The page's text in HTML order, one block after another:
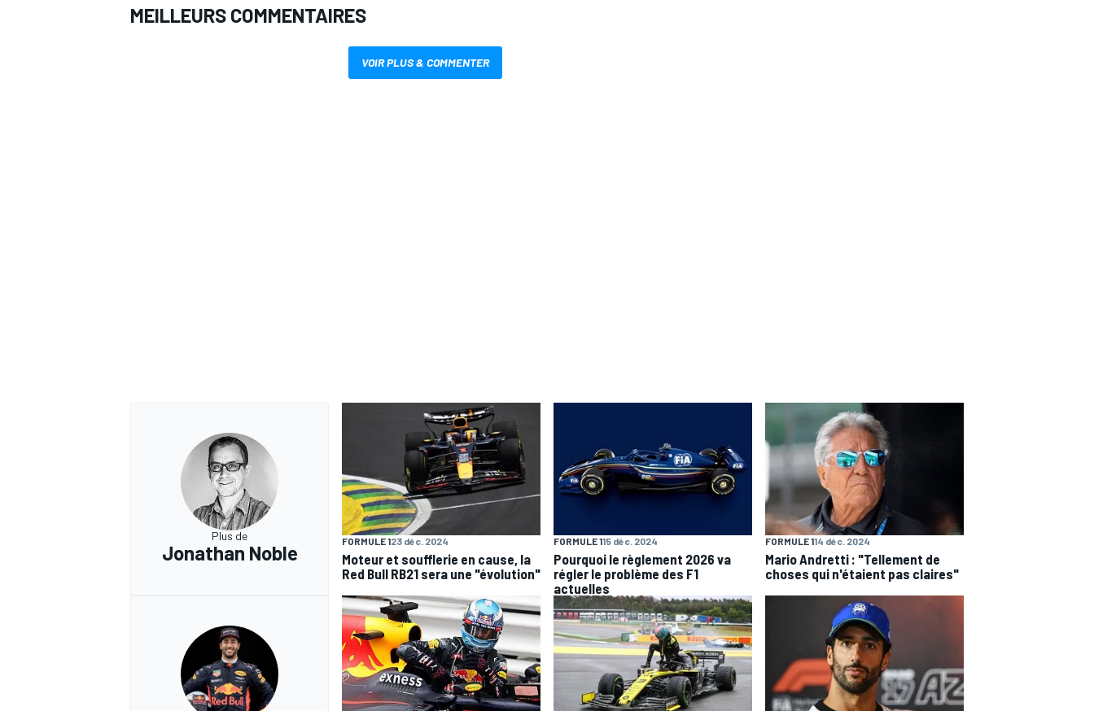
MEILLEURS COMMENTAIRES
VOIR PLUS & COMMENTER
Plus de
Jonathan Noble
FORMULE 123 déc. 2024
Moteur et soufflerie en cause, la
Red Bull RB21 sera une "évolution"
FORMULE 115 déc. 2024
Pourquoi le règlement 2026 va
régler le problème des F1
actuelles
FORMULE 114 déc. 2024
Mario Andretti : "Tellement de
choses qui n'étaient pas claires"